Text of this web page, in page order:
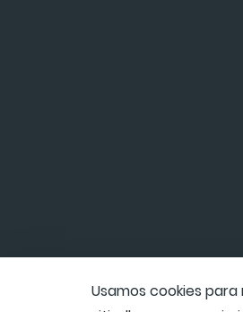
Usamos cookies